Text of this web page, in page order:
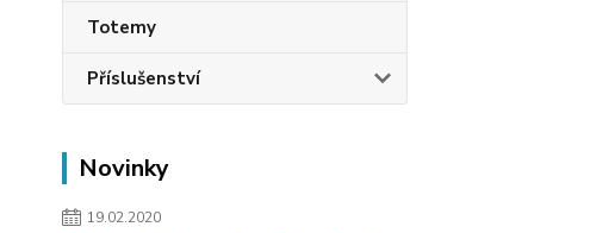
Totemy
Příslušenství
Novinky
19.02.2020